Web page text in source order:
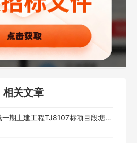
相关文章
宁波市轨道交通8号线一期土建工程TJ8107标项目段塘大桥工程劳务分包招标公告